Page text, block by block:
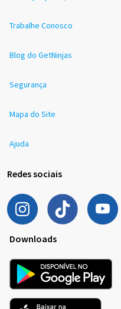
Trabalhe Conosco
Blog do GetNinjas
Segurança
Mapa do Site
Ajuda
Redes sociais
Downloads